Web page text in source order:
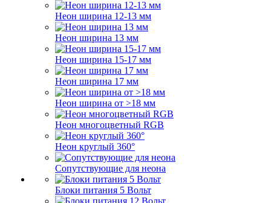
Неон ширина 12-13 мм
Неон ширина 13 мм
Неон ширина 15-17 мм
Неон ширина 17 мм
Неон ширина от >18 мм
Неон многоцветный RGB
Неон круглый 360°
Сопутствующие для неона
Блоки питания 5 Вольт